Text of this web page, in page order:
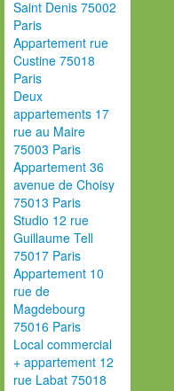
Saint Denis 75002
Paris
Appartement rue
Custine 75018
Paris
Deux
appartements 17
rue au Maire
75003 Paris
Appartement 36
avenue de Choisy
75013 Paris
Studio 12 rue
Guillaume Tell
75017 Paris
Appartement 10
rue de
Magdebourg
75016 Paris
Local commercial
+ appartement 12
rue Labat 75018